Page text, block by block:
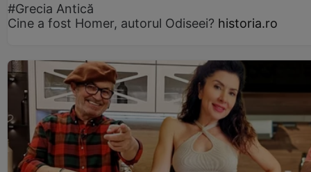
#Grecia Antică
Cine a fost Homer, autorul Odiseei? historia.ro